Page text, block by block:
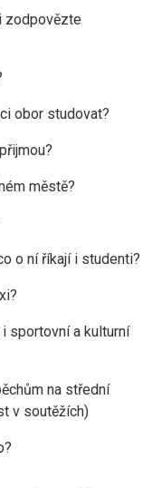
zodpovězte
obor studovat?
městě?
o ní říkají i studenti?
sportovní a kulturní
na střední
v soutěžích)